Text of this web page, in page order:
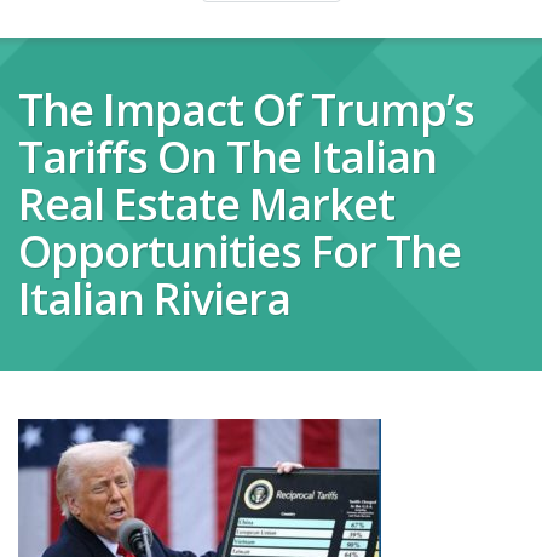
The Impact Of Trump’s
Tariffs On The Italian
Real Estate Market
Opportunities For The
Italian Riviera